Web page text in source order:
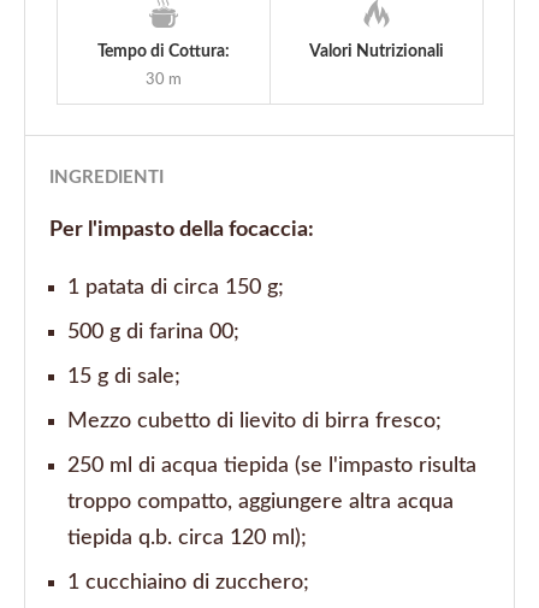
Tempo di Cottura:
30 m
Valori Nutrizionali
INGREDIENTI
Per l'impasto della focaccia:
1 patata di circa 150 g;
500 g di farina 00;
15 g di sale;
Mezzo cubetto di lievito di birra fresco;
250 ml di acqua tiepida (se l'impasto risulta
troppo compatto, aggiungere altra acqua
tiepida q.b. circa 120 ml);
1 cucchiaino di zucchero;